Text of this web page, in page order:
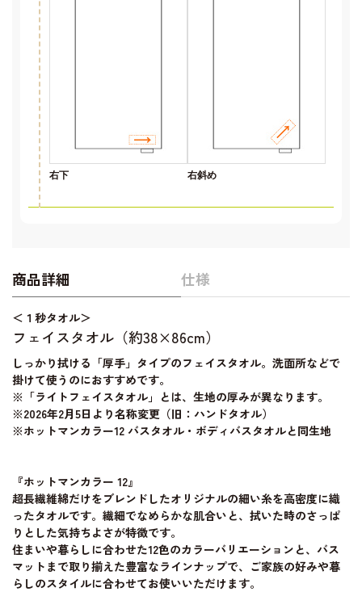
右下 右斜め
商品詳細 仕様
＜１秒タオル＞
フェイスタオル（約38×86cm）
しっかり拭ける「厚手」タイプのフェイスタオル。洗面所などで
掛けて使うのにおすすめです。
※「ライトフェイスタオル」とは、生地の厚みが異なります。
※2026年2月5日より名称変更（旧：ハンドタオル）
※ホットマンカラー12 バスタオル・ボディバスタオルと同生地
『ホットマンカラー 12』
超長繊維綿だけをブレンドしたオリジナルの細い糸を高密度に織
ったタオルです。繊細でなめらかな肌合いと、拭いた時のさっぱ
りとした気持ちよさが特徴です。
住まいや暮らしに合わせた12色のカラーバリエーションと、バス
マットまで取り揃えた豊富なラインナップで、ご家族の好みや暮
らしのスタイルに合わせてお使いいただけます。